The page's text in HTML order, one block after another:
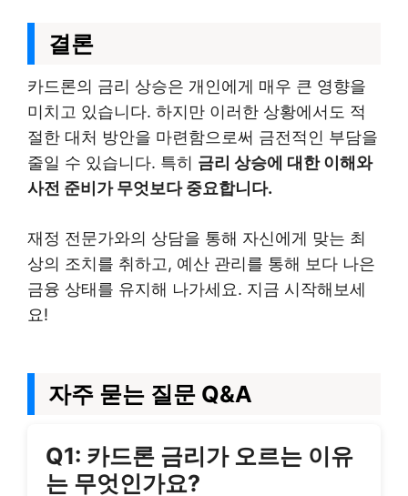
결론
카드론의 금리 상승은 개인에게 매우 큰 영향을
미치고 있습니다. 하지만 이러한 상황에서도 적
절한 대처 방안을 마련함으로써 금전적인 부담을
줄일 수 있습니다. 특히 금리 상승에 대한 이해와
사전 준비가 무엇보다 중요합니다.
재정 전문가와의 상담을 통해 자신에게 맞는 최
상의 조치를 취하고, 예산 관리를 통해 보다 나은
금융 상태를 유지해 나가세요. 지금 시작해보세
요!
자주 묻는 질문 Q&A
Q1: 카드론 금리가 오르는 이유
는 무엇인가요?